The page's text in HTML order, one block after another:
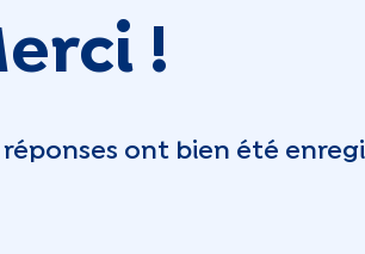
!
réponses ont bien été